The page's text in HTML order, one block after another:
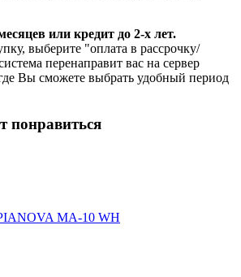
или кредит до 2-х лет.
выберите "оплата в рассрочку/
перенаправит вас на сервер
Вы сможете выбрать удобный период
понравиться
MA-10 WH